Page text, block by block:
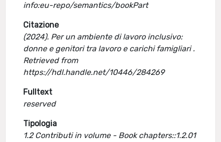
info:eu-repo/semantics/bookPart
Citazione
(2024). Per un ambiente di lavoro inclusivo:
donne e genitori tra lavoro e carichi famigliari .
Retrieved from
https://hdl.handle.net/10446/284269
Fulltext
reserved
Tipologia
1.2 Contributi in volume - Book chapters::1.2.01